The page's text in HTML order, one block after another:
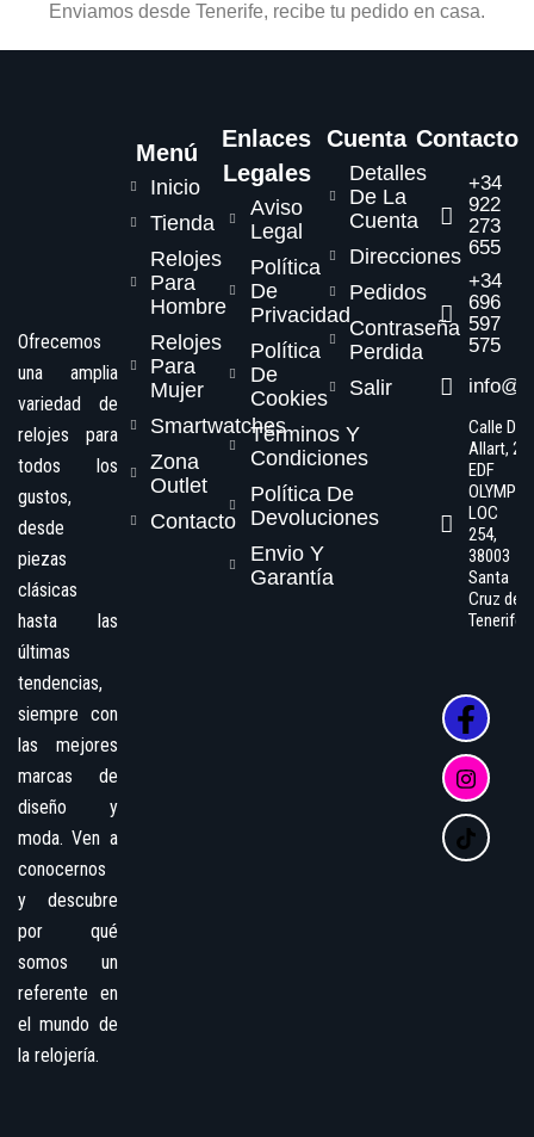
Enviamos desde Tenerife, recibe tu pedido en casa.
Ofrecemos
una amplia
variedad de
relojes para
todos los
gustos,
desde
piezas
clásicas
hasta las
últimas
tendencias,
siempre con
las mejores
marcas de
diseño y
moda. Ven a
conocernos
y descubre
por qué
somos un
referente en
el mundo de
la relojería.
Menú
Inicio
Tienda
Relojes
Para
Hombre
Relojes
Para
Mujer
Smartwatches
Zona
Outlet
Contacto
Enlaces
Legales
Aviso
Legal
Política
De
Privacidad
Política
De
Cookies
Términos Y
Condiciones
Política De
Devoluciones
Envio Y
Garantía
Cuenta
Detalles
De La
Cuenta
Direcciones
Pedidos
Contraseña
Perdida
Salir
Contacto
+34
922
273
655
+34
696
597
575
Calle Dr.
Allart, 2,
EDF
OLYMPO
LOC
254,
38003
Santa
Cruz de
Tenerife